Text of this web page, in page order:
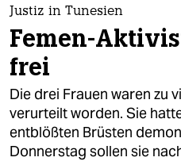
themen
politik
öko
gesellschaft
kultur
Justiz in Tunesien
Femen-
frei
Die drei Frauen waren zu
verurteilt worden. Sie
entblößten Brüsten
Donnerstag sollen sie